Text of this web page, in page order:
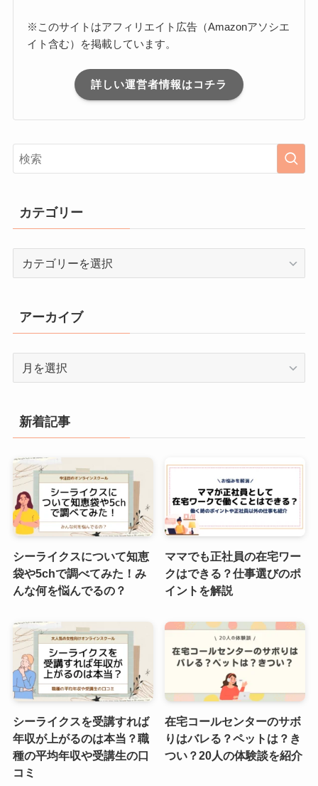
※このサイトはアフィリエイト広告（Amazonアソシエ
イト含む）を掲載しています。
詳しい運営者情報はコチラ
カテゴリー
ー
アーカイブ
イ
ブ
新着記事
シーライクスについて知恵
袋や5chで調べてみた！み
んな何を悩んでるの？
ママでも正社員の在宅ワー
クはできる？仕事選びのポ
イントを解説
シーライクスを受講すれば
年収が上がるのは本当？職
種の平均年収や受講生の口
コミ
在宅コールセンターのサボ
りはバレる？ペットは？き
つい？20人の体験談を紹介